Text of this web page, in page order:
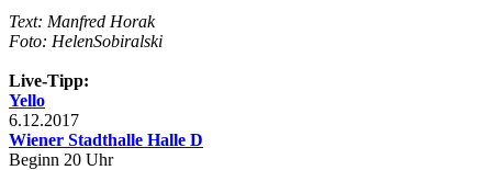
Text: Manfred Horak
Foto: HelenSobiralski
Live-Tipp:
Yello
6.12.2017
Wiener Stadthalle Halle D
Beginn 20 Uhr